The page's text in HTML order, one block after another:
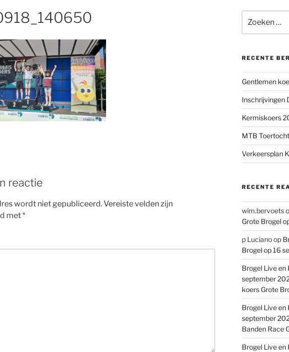
reactie
wordt niet gepubliceerd.Vereiste velden zijn
met*
naar:
RECENTE
Gentlemen
Inschrijvingen
Kermiskoers
MTB
Verkeersplan
RECENTE
wim.bervoets
Grote Brogel
p Lucianoop
Brogel op 16
Brogel Live en
september
koers Grote
Brogel Live en
september
Banden Race
Brogel Live en